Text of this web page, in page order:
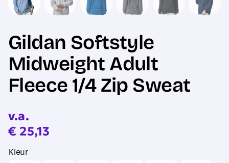
Gildan Softstyle
Midweight Adult
Fleece 1/4 Zip Sweat
v.a.
€ 25,13
Kleur